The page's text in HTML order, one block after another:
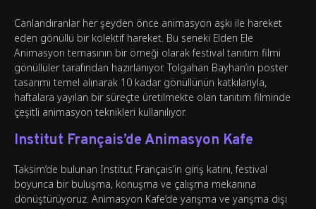
Canlandıranlar her şeyden önce animasyon aşkı ile hareket
eden gönüllü bir kolektif hareket. Bu seneki Elden Ele
Animasyon temasının bir örneği olarak festival tanıtım filmi
gönüllüler tarafından hazırlanıyor. Tolgahan Bayhan’ın poster
tasarımı temel alınarak 10 kadar gönüllünün katkılarıyla,
haftalara yayılan bir süreçte üretilmekte olan tanıtım filminde
çeşitli animasyon teknikleri kullanılıyor.
Institut Français’de Animasyon Kafe
Taksim’de bulunan Institut Français’in giriş katını, festival
boyunca bir buluşma, konuşma ve çalışma mekanına
dönüştürüyoruz. Animasyon Kafe’de yarışma ve yarışma dışı